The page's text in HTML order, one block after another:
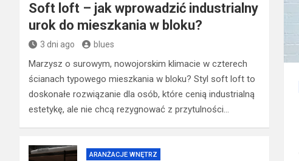
Soft loft – jak wprowadzić industrialny
urok do mieszkania w bloku?
3 dni ago blues
Marzysz o surowym, nowojorskim klimacie w czterech
ścianach typowego mieszkania w bloku? Styl soft loft to
doskonałe rozwiązanie dla osób, które cenią industrialną
estetykę, ale nie chcą rezygnować z przytulności…
ARANŻACJE WNĘTRZ